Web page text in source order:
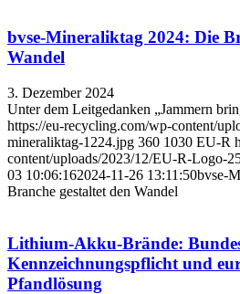
bvse-Mineraliktag 2024: Die
Wandel
3. Dezember 2024
Unter dem Leitgedanken „Jammern
https://eu-recycling.com/wp-content/
mineraliktag-1224.jpg 360 1030 EU-R
content/uploads/2023/12/EU-R-Logo-
03 10:06:162024-11-26 13:11:50bvse-
Branche gestaltet den Wandel
Lithium-Akku-Brände:
Kennzeichnungspflicht und
Pfandlösung